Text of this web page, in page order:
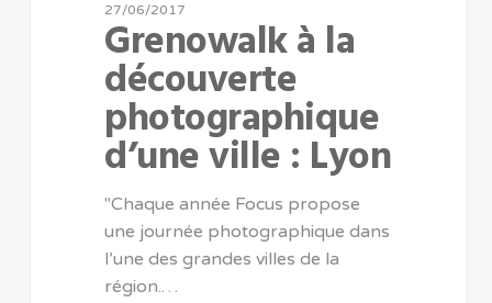
27/06/2017
Grenowalk à la
découverte
photographique
d’une ville : Lyon
"Chaque année Focus propose
une journée photographique dans
l’une des grandes villes de la
région.…